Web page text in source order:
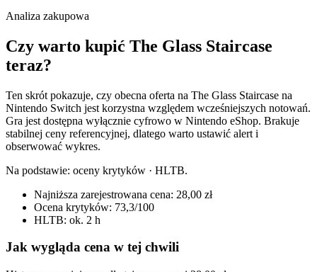
Analiza zakupowa
Czy warto kupić The Glass Staircase
teraz?
Ten skrót pokazuje, czy obecna oferta na The Glass Staircase na
Nintendo Switch jest korzystna względem wcześniejszych notowań.
Gra jest dostępna wyłącznie cyfrowo w Nintendo eShop. Brakuje
stabilnej ceny referencyjnej, dlatego warto ustawić alert i
obserwować wykres.
Na podstawie: oceny krytyków · HLTB.
Najniższa zarejestrowana cena: 28,00 zł
Ocena krytyków: 73,3/100
HLTB: ok. 2 h
Jak wygląda cena w tej chwili